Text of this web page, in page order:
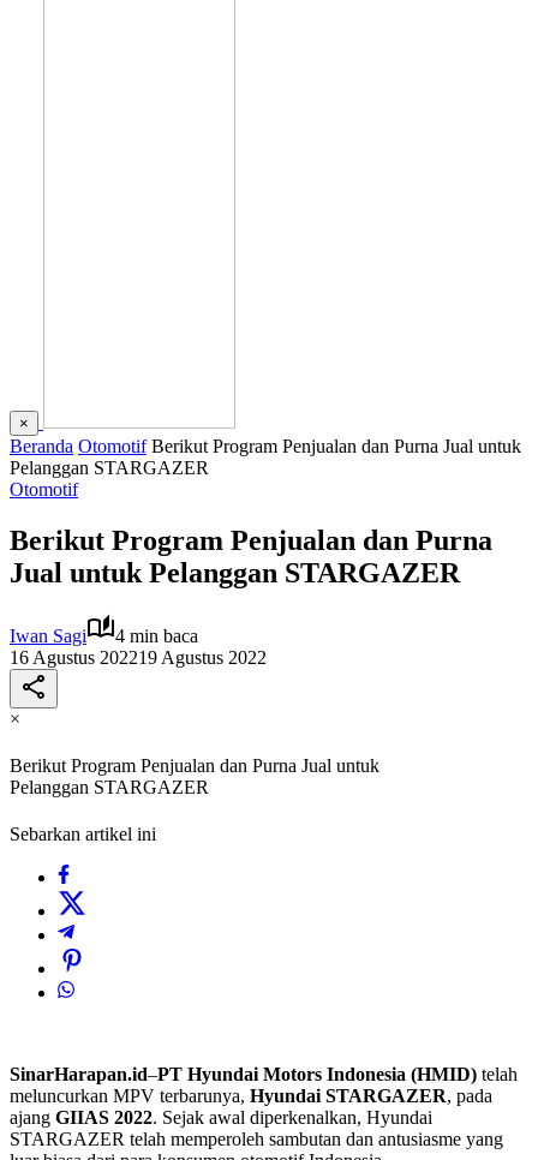
×
Beranda Otomotif Berikut Program Penjualan dan Purna Jual untuk
Pelanggan STARGAZER
Otomotif
Berikut Program Penjualan dan Purna
Jual untuk Pelanggan STARGAZER
Iwan Sagi
4 min baca
16 Agustus 202219 Agustus 2022
×
Berikut Program Penjualan dan Purna Jual untuk
Pelanggan STARGAZER
Sebarkan artikel ini
SinarHarapan.id–PT Hyundai Motors Indonesia (HMID) telah
meluncurkan MPV terbarunya, Hyundai STARGAZER, pada
ajang GIIAS 2022. Sejak awal diperkenalkan, Hyundai
STARGAZER telah memperoleh sambutan dan antusiasme yang